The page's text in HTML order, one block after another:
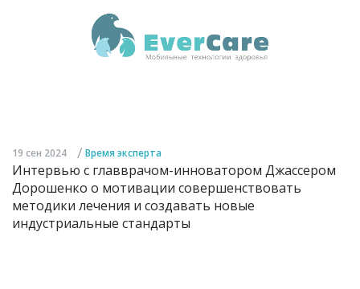
19 сен 2024 / Время эксперта
Интервью с главврачом-инноватором Джассером
Дорошенко о мотивации совершенствовать
методики лечения и создавать новые
индустриальные стандарты